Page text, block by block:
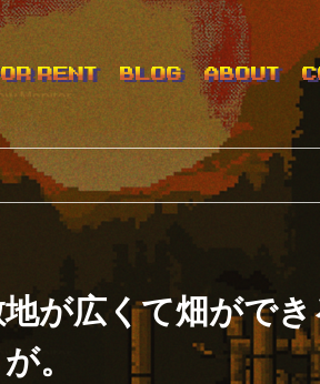
RENT BLOG ABOUT
が広くて畑がで
が。